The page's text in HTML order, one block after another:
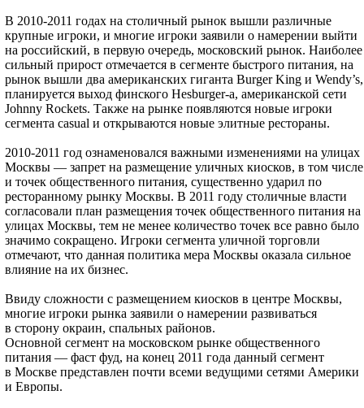
В 2010-2011 годах на столичный рынок вышли различные
крупные игроки, и многие игроки заявили о намерении выйти
на российский, в первую очередь, московский рынок. Наиболее
сильный прирост отмечается в сегменте быстрого питания, на
рынок вышли два американских гиганта Burger King и Wendy’s,
планируется выход финского Hesburger-а, американской сети
Johnny Rockets. Также на рынке появляются новые игроки
сегмента casual и открываются новые элитные рестораны.
2010-2011 год ознаменовался важными изменениями на улицах
Москвы — запрет на размещение уличных киосков, в том числе
и точек общественного питания, существенно ударил по
ресторанному рынку Москвы. В 2011 году столичные власти
согласовали план размещения точек общественного питания на
улицах Москвы, тем не менее количество точек все равно было
значимо сокращено. Игроки сегмента уличной торговли
отмечают, что данная политика мера Москвы оказала сильное
влияние на их бизнес.
Ввиду сложности с размещением киосков в центре Москвы,
многие игроки рынка заявили о намерении развиваться
в сторону окраин, спальных районов.
Основной сегмент на московском рынке общественного
питания — фаст фуд, на конец 2011 года данный сегмент
в Москве представлен почти всеми ведущими сетями Америки
и Европы.